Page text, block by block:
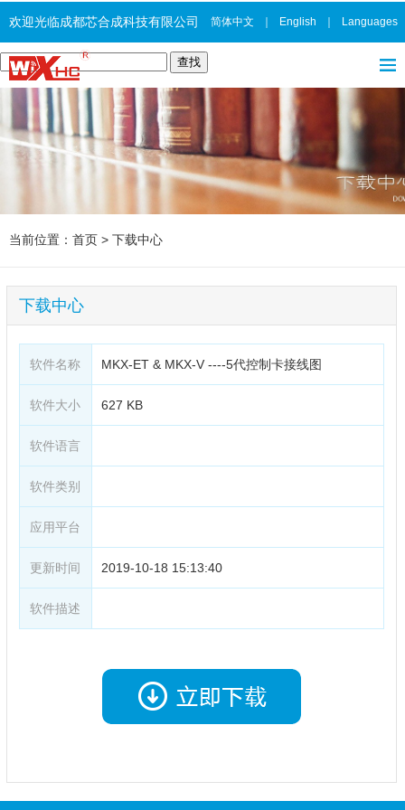
欢迎光临成都芯合成科技有限公司 简体中文 English Languages
当前位置： 首页 > 下载中心
下载中心
软件名称 MKX-ET & MKX-V ----5代控制卡接线图
软件大小 627 KB
软件语言
软件类别
应用平台
更新时间 2019-10-18 15:13:40
软件描述